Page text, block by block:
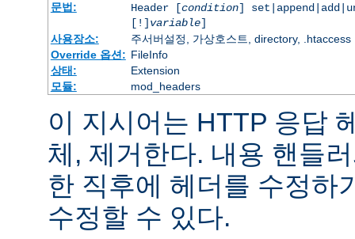
문법:
Header [condition]
[!] variable]
사용장소:
주서버설정, 가상호스트, directory, .htaccess
Override 옵션: FileInfo
상태:
Extension
모듈:
mod_headers
이 지시어는 HTTP 응답
체, 제거한다. 내용 핸들
한 직후에 헤더를 수정하
수정할 수 있다.